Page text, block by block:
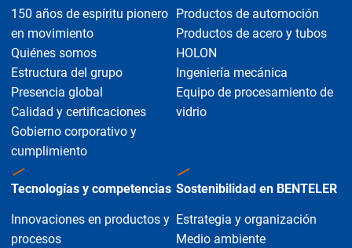
150 años de espíritu pionero
en movimiento
Quiénes somos
Estructura del grupo
Presencia global
Calidad y certificaciones
Gobierno corporativo y
cumplimiento
Productos de automoción
Productos de acero y tubos
HOLON
Ingeniería mecánica
Equipo de procesamiento de
vidrio
Tecnologías y competencias
Innovaciones en productos y
procesos
Sostenibilidad en BENTELER
Estrategia y organización
Medio ambiente